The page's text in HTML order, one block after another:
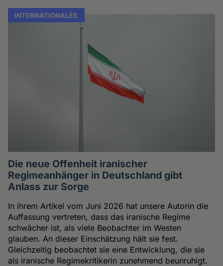
INTERNATIONALES
Die neue Offenheit iranischer
Regimeanhänger in Deutschland gibt
Anlass zur Sorge
In ihrem Artikel vom Juni 2026 hat unsere Autorin die
Auffassung vertreten, dass das iranische Regime
schwächer ist, als viele Beobachter im Westen
glauben. An dieser Einschätzung hält sie fest.
Gleichzeitig beobachtet sie eine Entwicklung, die sie
als iranische Regimekritikerin zunehmend beunruhigt.